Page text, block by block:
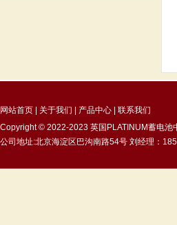
网站首页 关于我们 产品中心
联系我们
Copyright © 2022-2023 英国PLATINUM蓄电
公司地址:北京海淀区巴沟南路54号 刘经理：